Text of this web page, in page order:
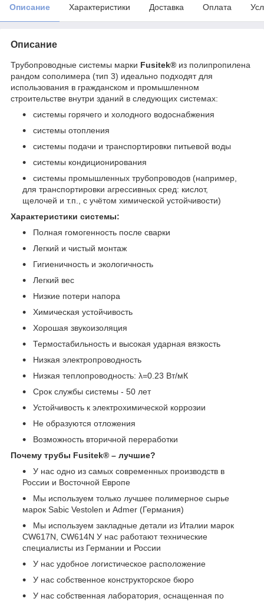
Описание Характеристики Доставка Оплата
Описание
Трубопроводные системы марки Fusitek® из полипропилена
рандом сополимера (тип 3) идеально подходят для
использования в гражданском и промышленном
строительстве внутри зданий в следующих системах:
системы горячего и холодного водоснабжения
системы отопления
системы подачи и транспортировки питьевой воды
системы кондиционирования
системы промышленных трубопроводов (например,
для транспортировки агрессивных сред: кислот,
щелочей и т.п., с учётом химической устойчивости)
Характеристики системы:
Полная гомогенность после сварки
Легкий и чистый монтаж
Гигиеничность и экологичность
Легкий вес
Низкие потери напора
Химическая устойчивость
Хорошая звукоизоляция
Термостабильность и высокая ударная вязкость
Низкая электропроводность
Низкая теплопроводность: λ=0.23 Вт/мК
Срок службы системы - 50 лет
Устойчивость к электрохимической коррозии
Не образуются отложения
Возможность вторичной переработки
Почему трубы Fusitek® – лучшие?
У нас одно из самых современных производств в
России и Восточной Европе
Мы используем только лучшее полимерное сырье
марок Sabic Vestolen и Admer (Германия)
Мы используем закладные детали из Италии марок
CW617N, CW614N У нас работают технические
специалисты из Германии и России
У нас удобное логистическое расположение
У нас собственное конструкторское бюро
У нас собственная лаборатория, оснащенная по